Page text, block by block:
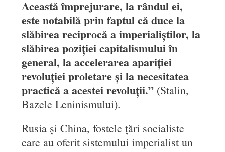
Această împrejurare, la rândul ei,
este notabilă prin faptul că duce la
slăbirea reciprocă a imperialiștilor, la
slăbirea poziției capitalismului în
general, la accelerarea apariției
revoluției proletare și la necesitatea
practică a acestei revoluții.” (Stalin,
Bazele Leninismului).
Rusia și China, fostele țări socialiste
care au oferit sistemului imperialist un